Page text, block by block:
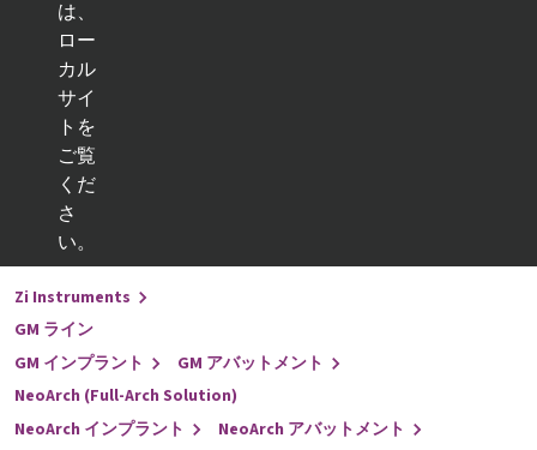
は、
ロー
カル
サイ
トを
ご覧
くだ
さ
い。
Neodent Techniques
Educational Platforms
Kits
戻る
インプラントライン
-
Zi Instruments
GM ライン
GM インプラント
GM アバットメント
NeoArch (Full-Arch Solution)
NeoArch インプラント
NeoArch アバットメント